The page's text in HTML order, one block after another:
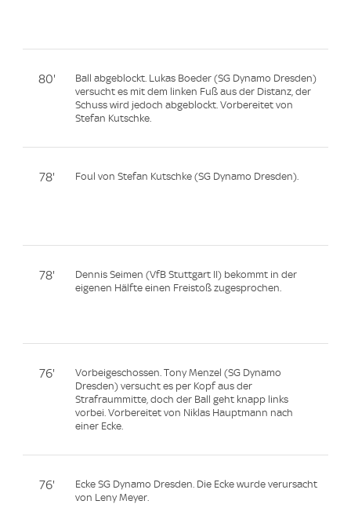
80'
Ball abgeblockt. Lukas Boeder (SG Dynamo Dresden)
versucht es mit dem linken Fuß aus der Distanz, der
Schuss wird jedoch abgeblockt. Vorbereitet von
Stefan Kutschke.
78' Foul von Stefan Kutschke (SG Dynamo Dresden).
78'
Dennis Seimen (VfB Stuttgart II) bekommt in der
eigenen Hälfte einen Freistoß zugesprochen.
76'
Vorbeigeschossen. Tony Menzel (SG Dynamo
Dresden) versucht es per Kopf aus der
Strafraummitte, doch der Ball geht knapp links
vorbei. Vorbereitet von Niklas Hauptmann nach
einer Ecke.
76'
Ecke SG Dynamo Dresden. Die Ecke wurde verursacht
von Leny Meyer.